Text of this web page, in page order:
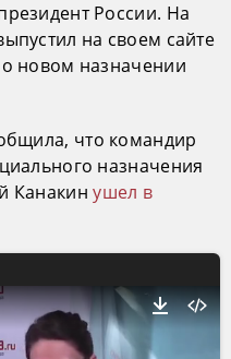
России. На
на своем сайте
новом назначении
что командир
назначения
Канакинушел в